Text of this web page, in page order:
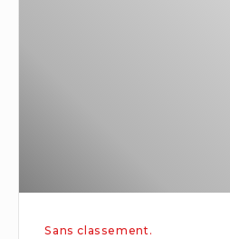
Sans classement.